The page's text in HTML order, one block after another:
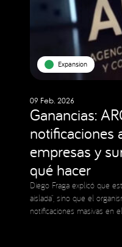
Expansion
09 Feb. 2026
Ganancias:
notificaciones
empresas y
qué hacer
Diego Fraga explicó que
aislada”, sino que el
notificaciones masivas en